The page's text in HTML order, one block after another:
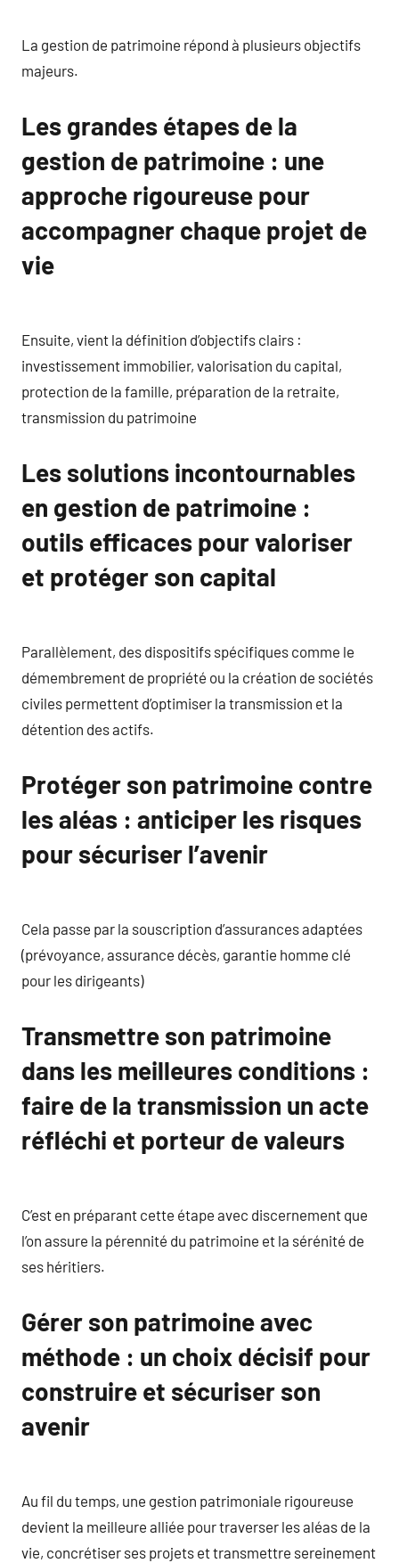
La gestion de patrimoine répond à plusieurs objectifs
majeurs.
Les grandes étapes de la
gestion de patrimoine : une
approche rigoureuse pour
accompagner chaque projet de
vie
Ensuite, vient la définition d’objectifs clairs :
investissement immobilier, valorisation du capital,
protection de la famille, préparation de la retraite,
transmission du patrimoine
Les solutions incontournables
en gestion de patrimoine :
outils efficaces pour valoriser
et protéger son capital
Parallèlement, des dispositifs spécifiques comme le
démembrement de propriété ou la création de sociétés
civiles permettent d’optimiser la transmission et la
détention des actifs.
Protéger son patrimoine contre
les aléas : anticiper les risques
pour sécuriser l’avenir
Cela passe par la souscription d’assurances adaptées
(prévoyance, assurance décès, garantie homme clé
pour les dirigeants)
Transmettre son patrimoine
dans les meilleures conditions :
faire de la transmission un acte
réfléchi et porteur de valeurs
C’est en préparant cette étape avec discernement que
l’on assure la pérennité du patrimoine et la sérénité de
ses héritiers.
Gérer son patrimoine avec
méthode : un choix décisif pour
construire et sécuriser son
avenir
Au fil du temps, une gestion patrimoniale rigoureuse
devient la meilleure alliée pour traverser les aléas de la
vie, concrétiser ses projets et transmettre sereinement